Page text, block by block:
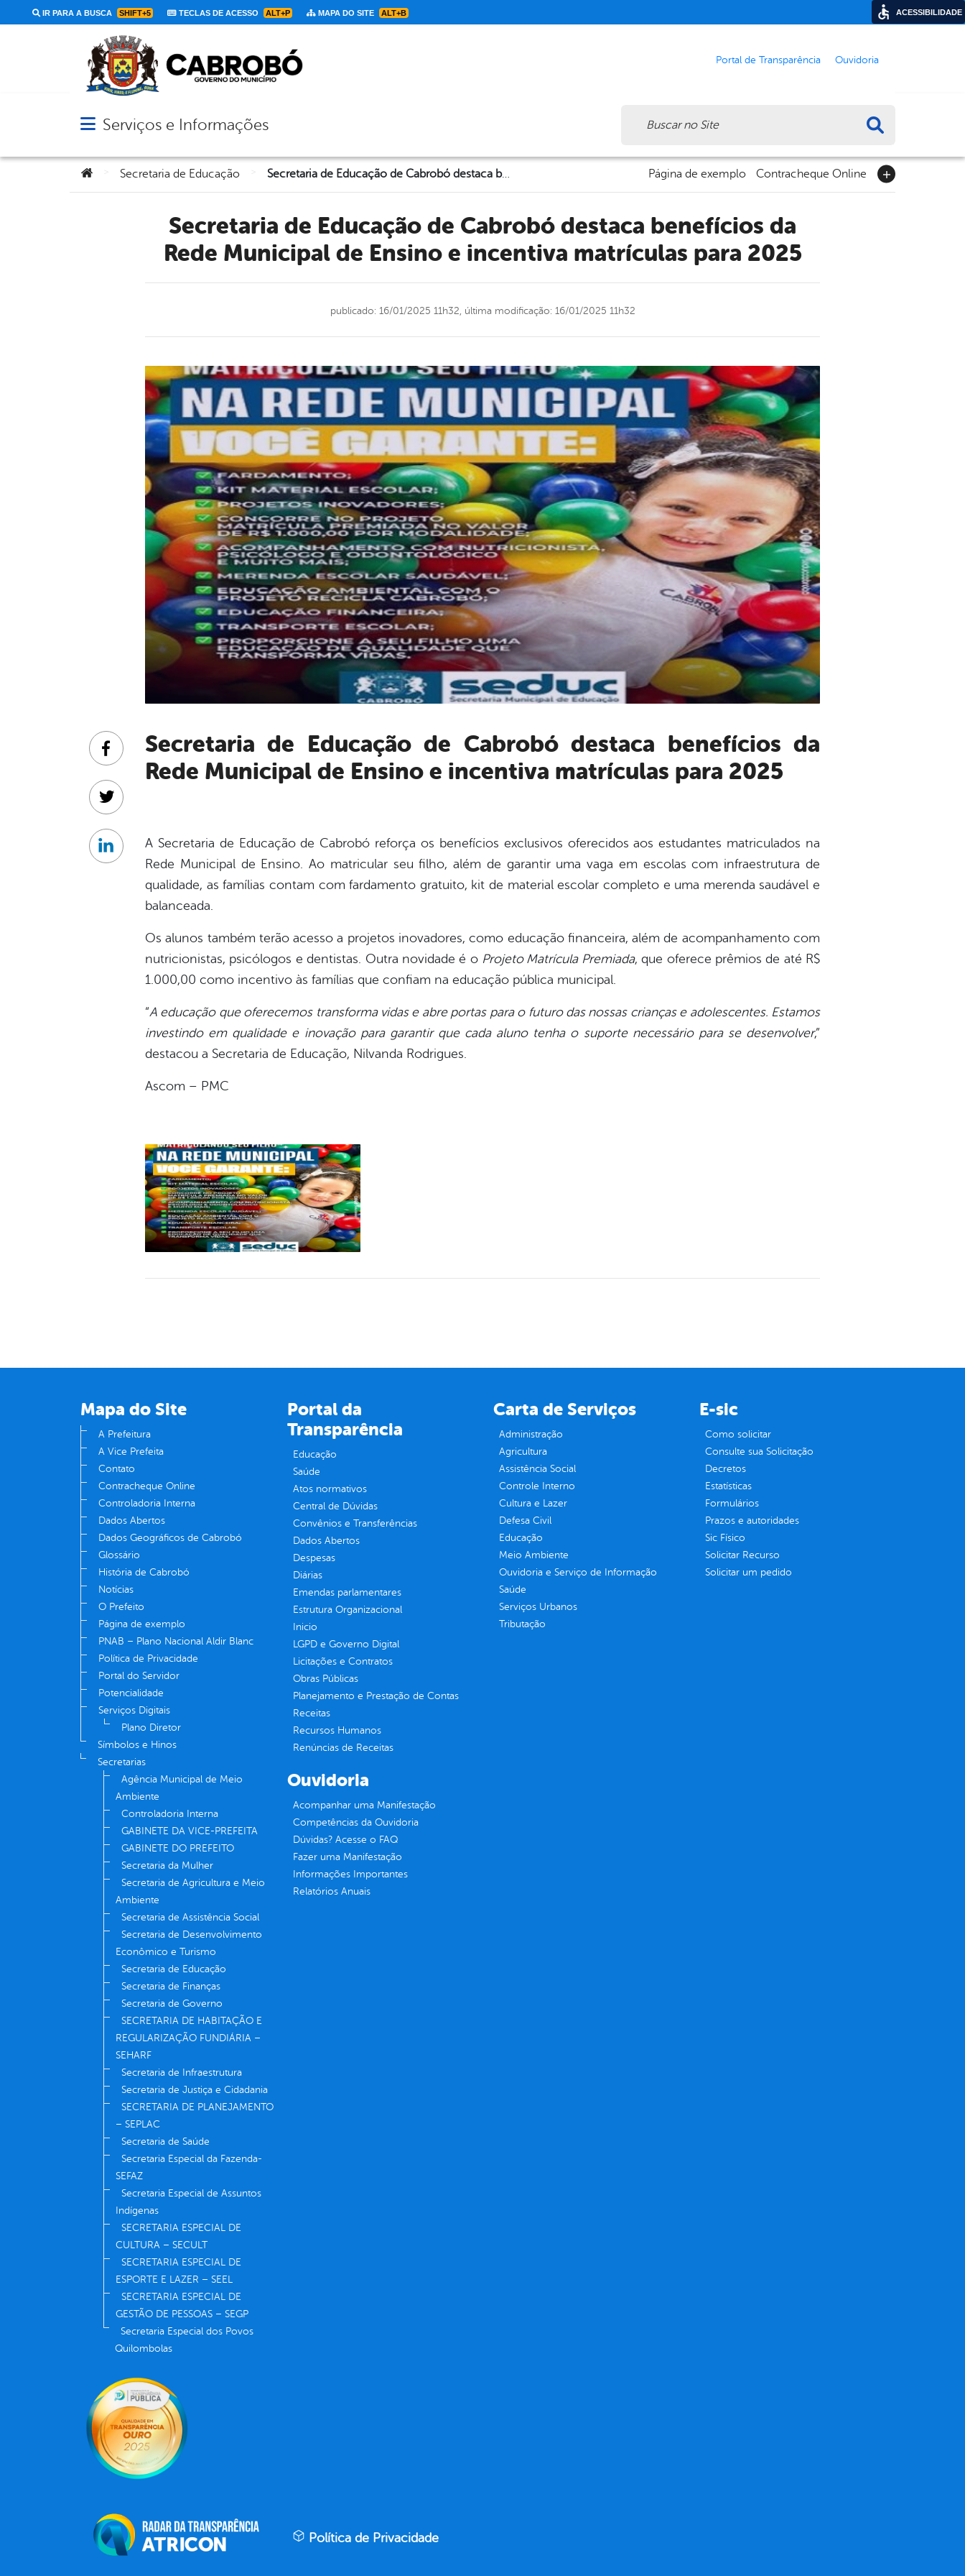
IR PARA A BUSCA SHIFT+5 TECLAS DE ACESSO ALT+P MAPA DO SITE ALT+B
Portal de Transparência Ouvidoria
Abrir menu principal de navegação
Serviços e Informações
Você está aqui:Secretaria de Educação Secretaria de Educação de Cabrobó destaca benefícios da Rede Municipal de Ensino e incentiva matrículas para 2025 Página de exemplo Contracheque Online
Secretaria de Educação de Cabrobó destaca benefícios da
Rede Municipal de Ensino e incentiva matrículas para 2025
publicado: 16/01/2025 11h32, última modificação: 16/01/2025 11h32
Secretaria de Educação de Cabrobó destaca benefícios da
Rede Municipal de Ensino e incentiva matrículas para 2025
A Secretaria de Educação de Cabrobó reforça os benefícios exclusivos oferecidos aos estudantes matriculados na
Rede Municipal de Ensino. Ao matricular seu filho, além de garantir uma vaga em escolas com infraestrutura de
qualidade, as famílias contam com fardamento gratuito, kit de material escolar completo e uma merenda saudável e
balanceada.
Os alunos também terão acesso a projetos inovadores, como educação financeira, além de acompanhamento com
nutricionistas, psicólogos e dentistas. Outra novidade é o Projeto Matrícula Premiada, que oferece prêmios de até R$
1.000,00 como incentivo às famílias que confiam na educação pública municipal.
“A educação que oferecemos transforma vidas e abre portas para o futuro das nossas crianças e adolescentes. Estamos
investindo em qualidade e inovação para garantir que cada aluno tenha o suporte necessário para se desenvolver,”
destacou a Secretaria de Educação, Nilvanda Rodrigues.
Ascom – PMC
Facebook
Twitter
Linkedin
Mapa do Site
A Prefeitura
A Vice Prefeita
Contato
Contracheque Online
Controladoria Interna
Dados Abertos
Dados Geográficos de Cabrobó
Glossário
História de Cabrobó
Notícias
O Prefeito
Página de exemplo
PNAB – Plano Nacional Aldir Blanc
Política de Privacidade
Portal do Servidor
Potencialidade
Serviços Digitais
Plano Diretor
Símbolos e Hinos
Secretarias
Agência Municipal de Meio
Ambiente
Controladoria Interna
GABINETE DA VICE-PREFEITA
GABINETE DO PREFEITO
Secretaria da Mulher
Secretaria de Agricultura e Meio
Ambiente
Secretaria de Assistência Social
Secretaria de Desenvolvimento
Econômico e Turismo
Secretaria de Educação
Secretaria de Finanças
Secretaria de Governo
SECRETARIA DE HABITAÇÃO E
REGULARIZAÇÃO FUNDIÁRIA –
SEHARF
Secretaria de Infraestrutura
Secretaria de Justiça e Cidadania
SECRETARIA DE PLANEJAMENTO
– SEPLAC
Secretaria de Saúde
Secretaria Especial da Fazenda-
SEFAZ
Secretaria Especial de Assuntos
Indígenas
SECRETARIA ESPECIAL DE
CULTURA – SECULT
SECRETARIA ESPECIAL DE
ESPORTE E LAZER – SEEL
SECRETARIA ESPECIAL DE
GESTÃO DE PESSOAS – SEGP
Secretaria Especial dos Povos
Quilombolas
Portal da
Transparência
Educação
Saúde
Atos normativos
Central de Dúvidas
Convênios e Transferências
Dados Abertos
Despesas
Diárias
Emendas parlamentares
Estrutura Organizacional
Inicio
LGPD e Governo Digital
Licitações e Contratos
Obras Públicas
Planejamento e Prestação de Contas
Receitas
Recursos Humanos
Renúncias de Receitas
Carta de Serviços
Administração
Agricultura
Assistência Social
Controle Interno
Cultura e Lazer
Defesa Civil
Educação
Meio Ambiente
Ouvidoria e Serviço de Informação
Saúde
Serviços Urbanos
Tributação
E-sic
Como solicitar
Consulte sua Solicitação
Decretos
Estatísticas
Formulários
Prazos e autoridades
Sic Físico
Solicitar Recurso
Solicitar um pedido
Ouvidoria
Acompanhar uma Manifestação
Competências da Ouvidoria
Dúvidas? Acesse o FAQ
Fazer uma Manifestação
Informações Importantes
Relatórios Anuais
Política de Privacidade
ACESSIBILIDADE